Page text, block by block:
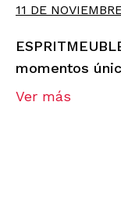
11 DE
momentos
Ver más